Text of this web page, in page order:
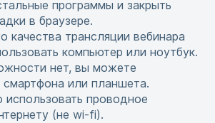
программы и закрыть
в браузере.
качества трансляции вебинара
компьютер или ноутбук.
нет, вы можете
или планшета.
использовать проводное
(не wi-fi).